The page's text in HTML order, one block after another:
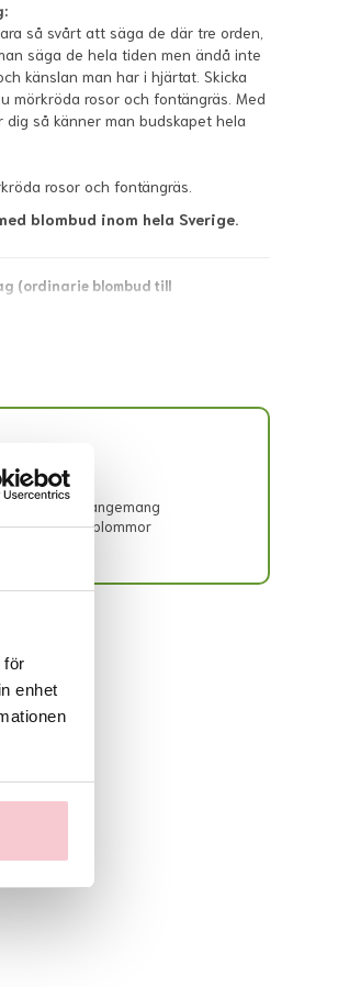
för
enhet
så svårt att säga de där tre orden,
säga de hela tiden men ändå inte
känslan man har i hjärtat. Skicka
mörkröda rosor och fontängräs. Med
dig så känner man budskapet hela
rosor och fontängräs.
blombud inom hela Sverige.
(ordinarie blombud till
och 11:00 lördagar för leverans
kan förekomma; dessa visas i
snarast via mejl efter lagd
inkomma 3 vardagar innan
beställa in specifika blommor
som t.ex. lilja ska hinna slå ut i tid.
via mejl efter lagd beställning.
in med kortare varsel än 72
kan ske.
utföras trots kort varsel så hanteras
ej garanteras i dessa fall, utan endast
utföras alls så kommer kundtjänst att
samt återbetala kostnaden till
begravningsblommor endast
- Buketter
- Blomsterarrangemang
- Begravningsblommor